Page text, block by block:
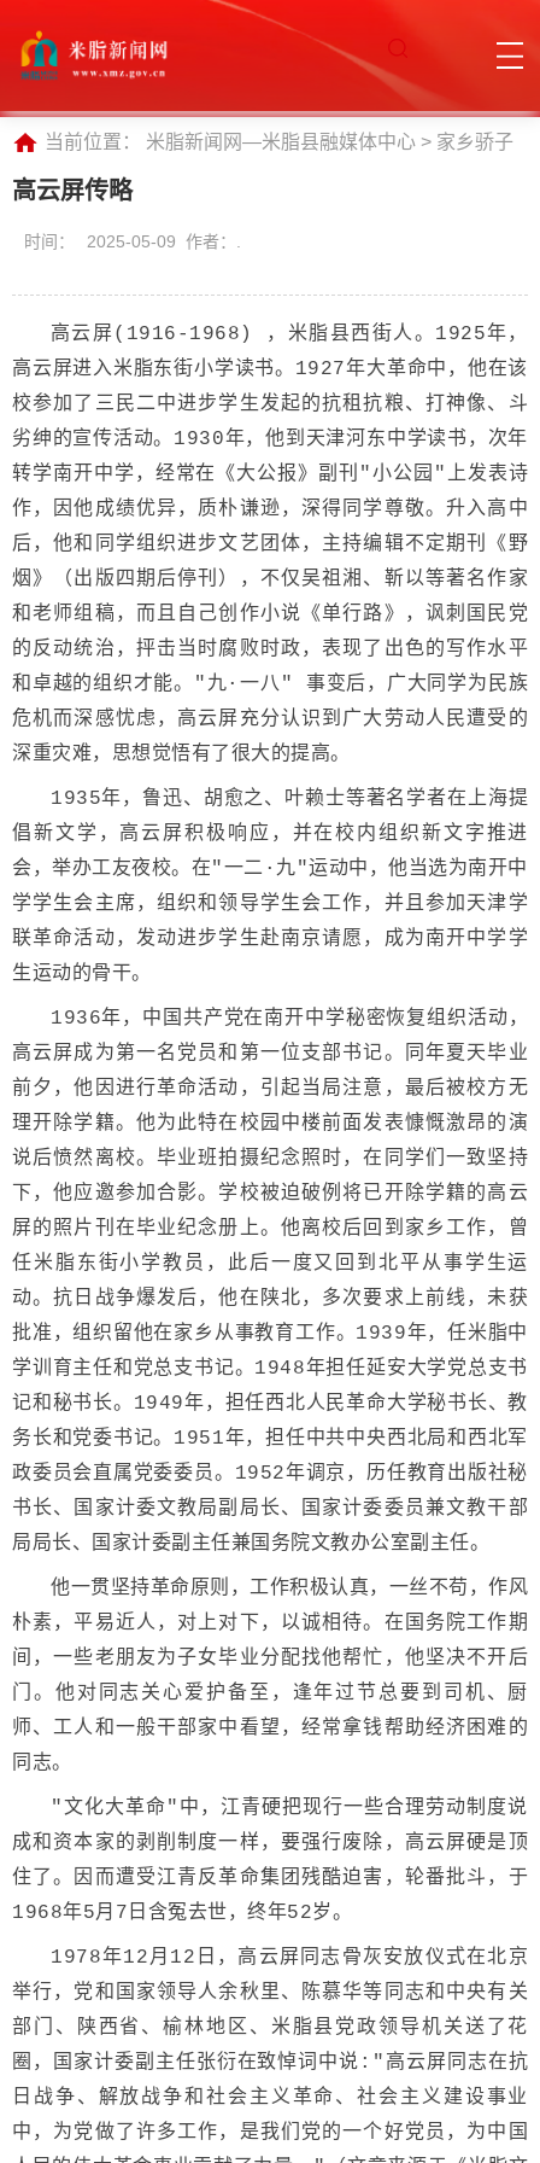
当前位置： 米脂新闻网—米脂县融媒体中心 > 家乡骄子
高云屏传略
时间： 2025-05-09 作者：.
高云屏(1916-1968) ，米脂县西街人。1925年，
高云屏进入米脂东街小学读书。1927年大革命中，他在该
校参加了三民二中进步学生发起的抗租抗粮、打神像、斗
劣绅的宣传活动。1930年，他到天津河东中学读书，次年
转学南开中学，经常在《大公报》副刊"小公园"上发表诗
作，因他成绩优异，质朴谦逊，深得同学尊敬。升入高中
后，他和同学组织进步文艺团体，主持编辑不定期刊《野
烟》（出版四期后停刊），不仅吴祖湘、靳以等著名作家
和老师组稿，而且自己创作小说《单行路》，讽刺国民党
的反动统治，抨击当时腐败时政，表现了出色的写作水平
和卓越的组织才能。"九·一八" 事变后，广大同学为民族
危机而深感忧虑，高云屏充分认识到广大劳动人民遭受的
深重灾难，思想觉悟有了很大的提高。
1935年，鲁迅、胡愈之、叶赖士等著名学者在上海提
倡新文学，高云屏积极响应，并在校内组织新文字推进
会，举办工友夜校。在"一二·九"运动中，他当选为南开中
学学生会主席，组织和领导学生会工作，并且参加天津学
联革命活动，发动进步学生赴南京请愿，成为南开中学学
生运动的骨干。
1936年，中国共产党在南开中学秘密恢复组织活动，
高云屏成为第一名党员和第一位支部书记。同年夏天毕业
前夕，他因进行革命活动，引起当局注意，最后被校方无
理开除学籍。他为此特在校园中楼前面发表慷慨激昂的演
说后愤然离校。毕业班拍摄纪念照时，在同学们一致坚持
下，他应邀参加合影。学校被迫破例将已开除学籍的高云
屏的照片刊在毕业纪念册上。他离校后回到家乡工作，曾
任米脂东街小学教员，此后一度又回到北平从事学生运
动。抗日战争爆发后，他在陕北，多次要求上前线，未获
批准，组织留他在家乡从事教育工作。1939年，任米脂中
学训育主任和党总支书记。1948年担任延安大学党总支书
记和秘书长。1949年，担任西北人民革命大学秘书长、教
务长和党委书记。1951年，担任中共中央西北局和西北军
政委员会直属党委委员。1952年调京，历任教育出版社秘
书长、国家计委文教局副局长、国家计委委员兼文教干部
局局长、国家计委副主任兼国务院文教办公室副主任。
他一贯坚持革命原则，工作积极认真，一丝不苟，作风
朴素，平易近人，对上对下，以诚相待。在国务院工作期
间，一些老朋友为子女毕业分配找他帮忙，他坚决不开后
门。他对同志关心爱护备至，逢年过节总要到司机、厨
师、工人和一般干部家中看望，经常拿钱帮助经济困难的
同志。
"文化大革命"中，江青硬把现行一些合理劳动制度说
成和资本家的剥削制度一样，要强行废除，高云屏硬是顶
住了。因而遭受江青反革命集团残酷迫害，轮番批斗，于
1968年5月7日含冤去世，终年52岁。
1978年12月12日，高云屏同志骨灰安放仪式在北京
举行，党和国家领导人余秋里、陈慕华等同志和中央有关
部门、陕西省、榆林地区、米脂县党政领导机关送了花
圈，国家计委副主任张衍在致悼词中说:"高云屏同志在抗
日战争、解放战争和社会主义革命、社会主义建设事业
中，为党做了许多工作，是我们党的一个好党员，为中国